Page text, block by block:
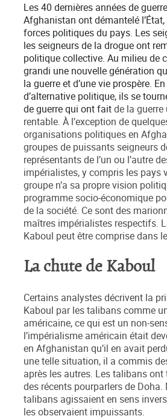
Les 40 dernières années de
Afghanistan ont démantelé
forces politiques du pays. Les
les seigneurs de la drogue ont
politique collective. Au milieu de
grandi une nouvelle génération
la guerre et d’une vie prospère.
d’alternative politique, ils se
de guerre qui ont faitde la
rentable. À l’exception de
organisations politiques en
groupes de puissants seigneurs
représentants de l’un ou l’autre
impérialistes, y compris les pays
groupe n’a sa propre vision
programme socio-économique
de la société. Ce sont des
maîtres impérialistes respectifs.
Kaboul peut être comprise dans
La chute de Kaboul
Certains analystes décrivent la
Kaboul par les talibans comme
américaine, ce qui est un non-
l’impérialisme américain était
en Afghanistan qu’il en avait
une telle situation, il a commis
après les autres. Les talibans
des récents pourparlers de Doha.
talibans agissaient en sens
les observaient impuissants.